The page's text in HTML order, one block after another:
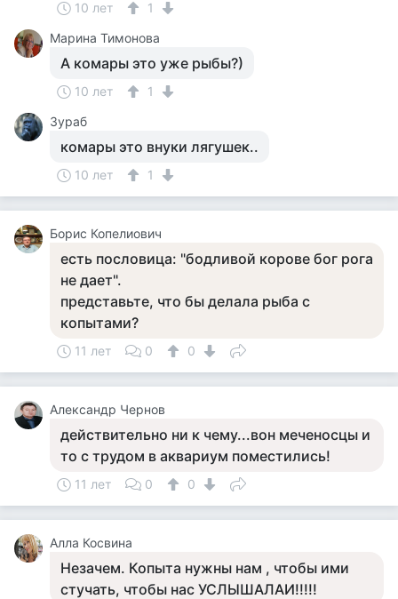
10 лет
1
Марина Тимонова
А комары это уже рыбы?)
10 лет
1
Зураб
комары это внуки лягушек..
10 лет 1
Борис Копелиович
есть пословица: "бодливой корове бог рога
не дает".
представьте, что бы делала рыба с
копытами?
11 лет 0 0
Александр Чернов
действительно ни к чему...вон меченосцы и
то с трудом в аквариум поместились!
11 лет 0 0
Алла Косвина
Незачем. Копыта нужны нам , чтобы ими
стучать, чтобы нас УСЛЫШАЛАИ!!!!!